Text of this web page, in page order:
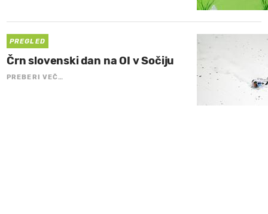
PREGLED
Črn slovenski dan na OI v Sočiju
PREBERI VEČ…